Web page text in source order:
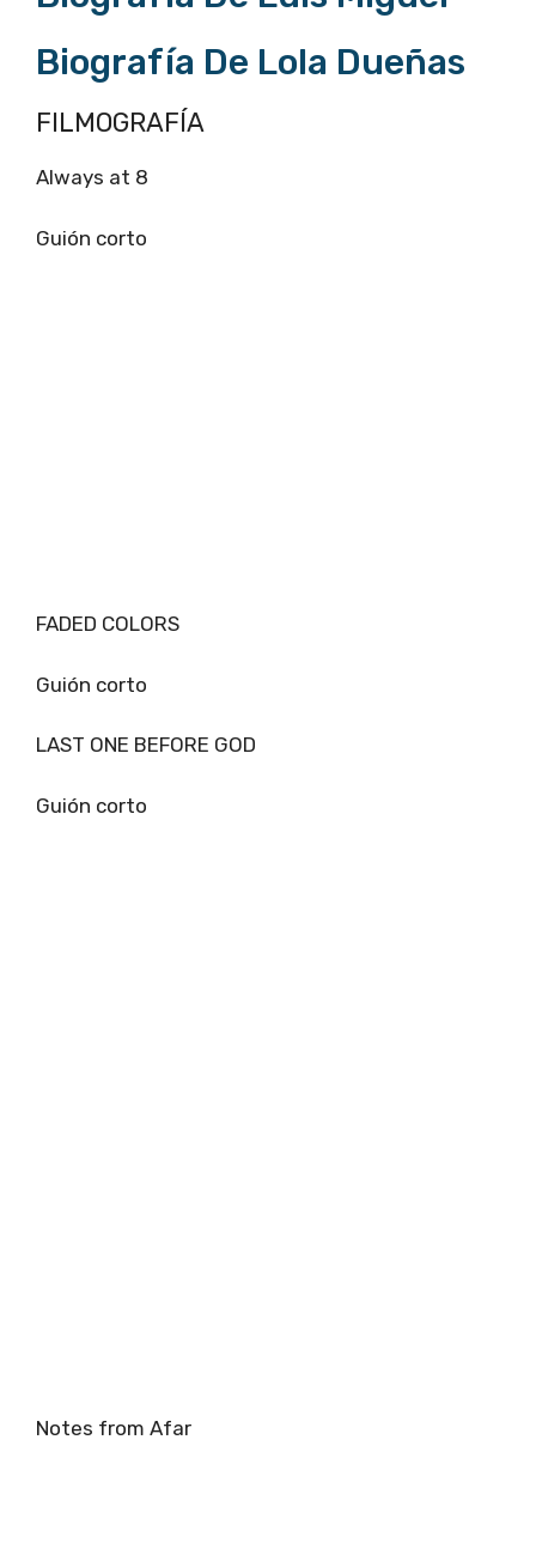
Biografía De Lola Dueñas
FILMOGRAFÍA
Always at 8
Guión corto
FADED COLORS
Guión corto
LAST ONE BEFORE GOD
Guión corto
Notes from Afar